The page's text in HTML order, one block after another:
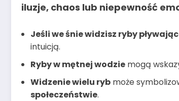
iluzje, chaos lub niepewność
Jeśli we śnie widzisz ryby
intuicją.
Ryby w mętnej wodzie mogą
Widzenie wielu ryb może
społeczeństwie.